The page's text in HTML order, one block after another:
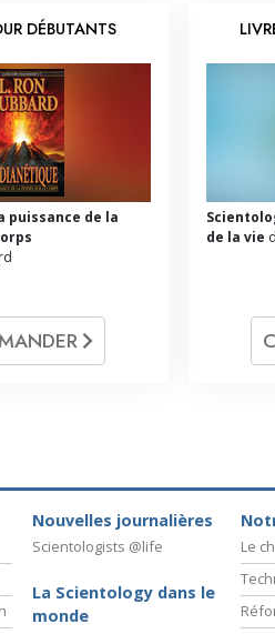
DÉBUTANTS
puissance de la
de la vie
Nouvelles journalières
Scientologists @life
La Scientology dans le
monde
Le